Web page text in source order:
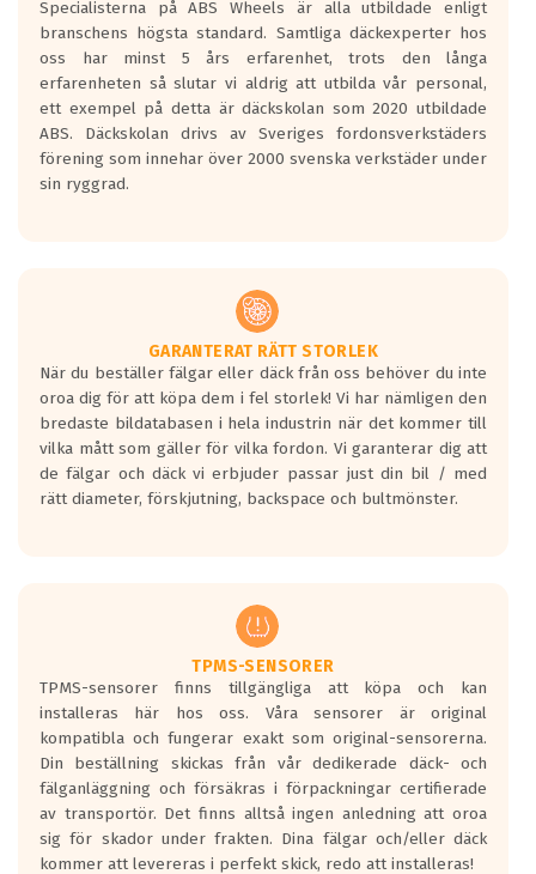
längsta.
Inga D eller G betyg delas ut för
personbilar och lätta lastbilar.
Betyget sätts efter ett test där däcken
skall bromsa in på en väg där det ligger
0.5-1.5 mm vatten.
I 80km/h kommer skillnaden på
Vid körning i över 50km/h brukar
rullmotståndets ljud överträffa
motorljudet.
På däckmärkningen kommer det finnas
en symbol av ett däck med vågar. Hög
bullernivå markeras med svarta vågor
medans de vita vågorna påvisar om det är
ett tyst däck.
regelverket som introduceras år 2016.
Ett däck med två svarta vågor är redan
godkända för år 2016 nya regelverk.
Ett däck med en svart våg kommer vara
minst tre decibel tystare än det
regelverk som börjar gälla 2016.
Specialisterna på ABS Wheels är alla utbildade enligt
branschens högsta standard. Samtliga däckexperter hos
oss har minst 5 års erfarenhet, trots den långa
erfarenheten så slutar vi aldrig att utbilda vår personal,
ett exempel på detta är däckskolan som 2020 utbildade
ABS. Däckskolan drivs av Sveriges fordonsverkstäders
förening som innehar över 2000 svenska verkstäder under
sin ryggrad.
GARANTERAT RÄTT STORLEK
När du beställer fälgar eller däck från oss behöver du inte
oroa dig för att köpa dem i fel storlek! Vi har nämligen den
bredaste bildatabasen i hela industrin när det kommer till
vilka mått som gäller för vilka fordon. Vi garanterar dig att
de fälgar och däck vi erbjuder passar just din bil / med
rätt diameter, förskjutning, backspace och bultmönster.
TPMS-SENSORER
TPMS-sensorer finns tillgängliga att köpa och kan
installeras här hos oss. Våra sensorer är original
kompatibla och fungerar exakt som original-sensorerna.
Din beställning skickas från vår dedikerade däck- och
fälganläggning och försäkras i förpackningar certifierade
av transportör. Det finns alltså ingen anledning att oroa
sig för skador under frakten. Dina fälgar och/eller däck
kommer att levereras i perfekt skick, redo att installeras!